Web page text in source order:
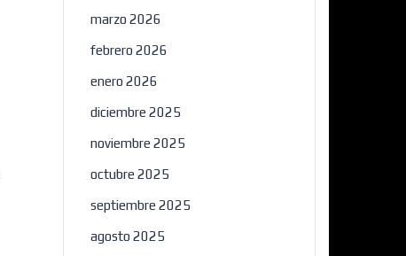
marzo 2026
febrero 2026
enero 2026
diciembre 2025
noviembre 2025
octubre 2025
septiembre 2025
agosto 2025